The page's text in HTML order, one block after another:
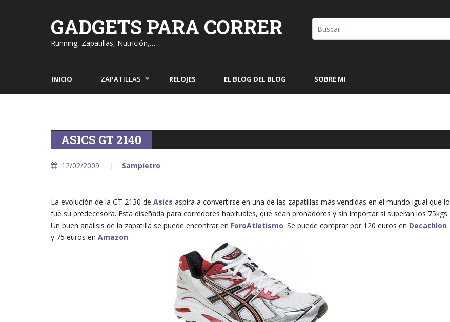
GADGETS PARA CORRER
Running, Zapatillas, Nutrición,…
INICIO ZAPATILLAS RELOJES EL BLOG DEL BLOG SOBRE MI
ASICS GT 2140
12/02/2009 Sampietro
La evolución de la GT 2130 de Asics aspira a convertirse en una de las zapatillas más vendidas en el mundo igual que lo
fue su predecesora. Esta diseñada para corredores habituales, que sean pronadores y sin importar si superan los 75kgs.
Un buen análisis de la zapatilla se puede encontrar en ForoAtletismo. Se puede comprar por 120 euros en Decathlon
y 75 euros en Amazon.